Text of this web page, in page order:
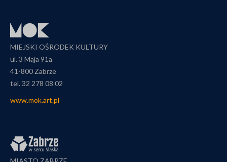
MIEJSKI OŚRODEK KULTURY
ul. 3 Maja 91a
41-800 Zabrze
tel. 32 278 08 02
www.mok.art.pl